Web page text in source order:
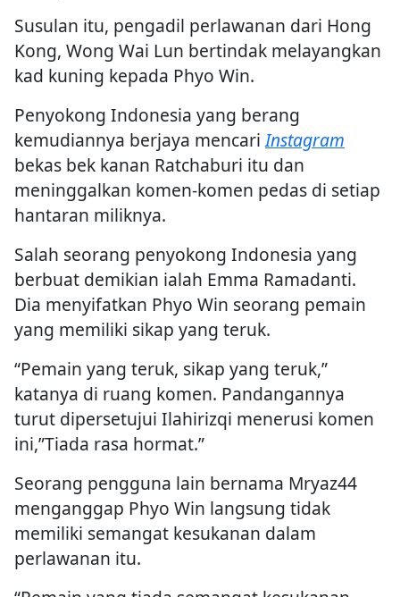
Susulan itu, pengadil perlawanan dari Hong
Kong, Wong Wai Lun bertindak melayangkan
kad kuning kepada Phyo Win.
Penyokong Indonesia yang berang
kemudiannya berjaya mencariInstagram
bekas bek kanan Ratchaburi itu dan
meninggalkan komen-komen pedas di setiap
hantaran miliknya.
Salah seorang penyokong Indonesia yang
berbuat demikian ialah Emma Ramadanti.
Dia menyifatkan Phyo Win seorang pemain
yang memiliki sikap yang teruk.
“Pemain yang teruk, sikap yang teruk,”
katanya di ruang komen. Pandangannya
turut dipersetujui Ilahirizqi menerusi komen
ini,”Tiada rasa hormat.”
Seorang pengguna lain bernama Mryaz44
menganggap Phyo Win langsung tidak
memiliki semangat kesukanan dalam
perlawanan itu.